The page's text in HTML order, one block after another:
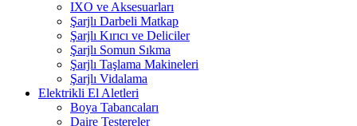
IXO ve Aksesuarları
Şarjlı Darbeli Matkap
Şarjlı Kırıcı ve Deliciler
Şarjlı Somun Sıkma
Şarjlı Taşlama Makineleri
Şarjlı Vidalama
Elektrikli El Aletleri
Boya Tabancaları
Daire Testereler